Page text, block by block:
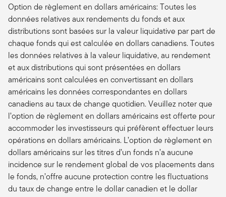
Option de règlement en dollars américains: Toutes les
données relatives aux rendements du fonds et aux
distributions sont basées sur la valeur liquidative par part de
chaque fonds qui est calculée en dollars canadiens. Toutes
les données relatives à la valeur liquidative, au rendement
et aux distributions qui sont présentées en dollars
américains sont calculées en convertissant en dollars
américains les données correspondantes en dollars
canadiens au taux de change quotidien. Veuillez noter que
l’option de règlement en dollars américains est offerte pour
accommoder les investisseurs qui préfèrent effectuer leurs
opérations en dollars américains. L’option de règlement en
dollars américains sur les titres d’un fonds n’a aucune
incidence sur le rendement global de vos placements dans
le fonds, n’offre aucune protection contre les fluctuations
du taux de change entre le dollar canadien et le dollar